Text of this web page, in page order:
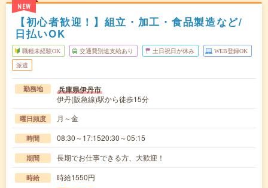
NEW
【初心者歓迎！】組立・加工・食品製造など/
日払いOK
職種未経験OK 交通費別途支給あり 土日祝日が休み WEB登録OK
派遣
勤務地 兵庫県伊丹市
伊丹(阪急線)駅から徒歩15分
曜日頻度 月～金
時間 08:30～17:1520:30～05:15
期間 長期でお仕事できる方、大歓迎！
時給 時給1550円